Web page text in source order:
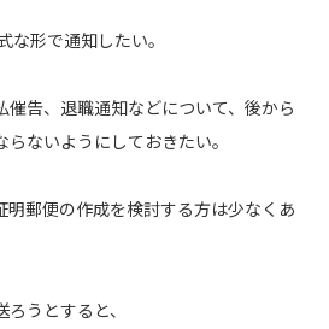
な形で通知したい。
告、退職通知などについて、後から
らないようにしておきたい。
明郵便の作成を検討する方は少なくあ
うとすると、